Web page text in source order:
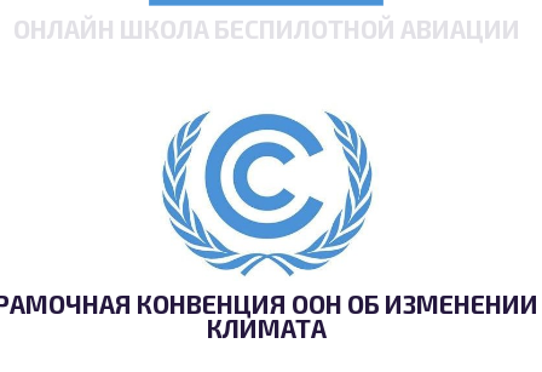
ОНЛАЙН ШКОЛА БЕСПИЛОТНОЙ АВИАЦИИ
КОНВЕНЦИЯ ООН ОБ ИЗМЕНЕНИИ
КЛИМАТА